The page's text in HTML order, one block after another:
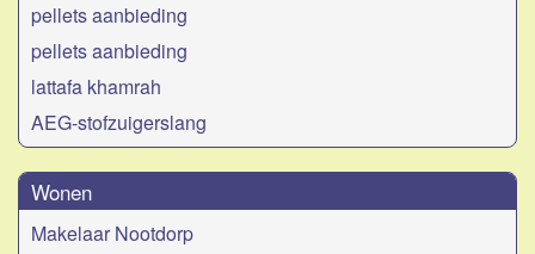
pellets aanbieding
pellets aanbieding
lattafa khamrah
AEG-stofzuigerslang
Wonen
Makelaar Nootdorp